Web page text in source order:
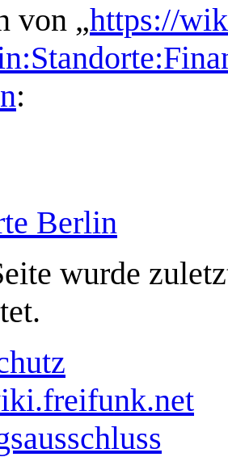
von „https://
:
Berlin
wurde